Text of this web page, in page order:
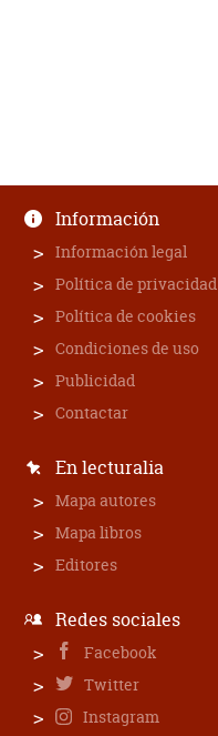
Información
Información legal
Política de privacidad
Política de cookies
Condiciones de uso
Publicidad
Contactar
En lecturalia
Mapa autores
Mapa libros
Editores
Redes sociales
Facebook
Twitter
Instagram